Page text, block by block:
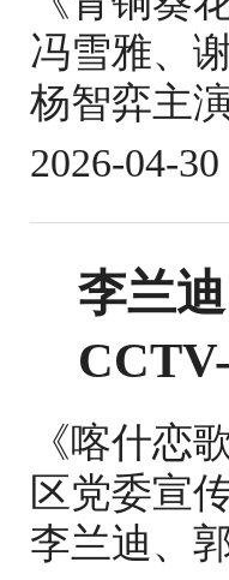
冯雪雅、
杨智弈主
2026-04-
李兰
《喀什恋
区党委宣
李兰迪、